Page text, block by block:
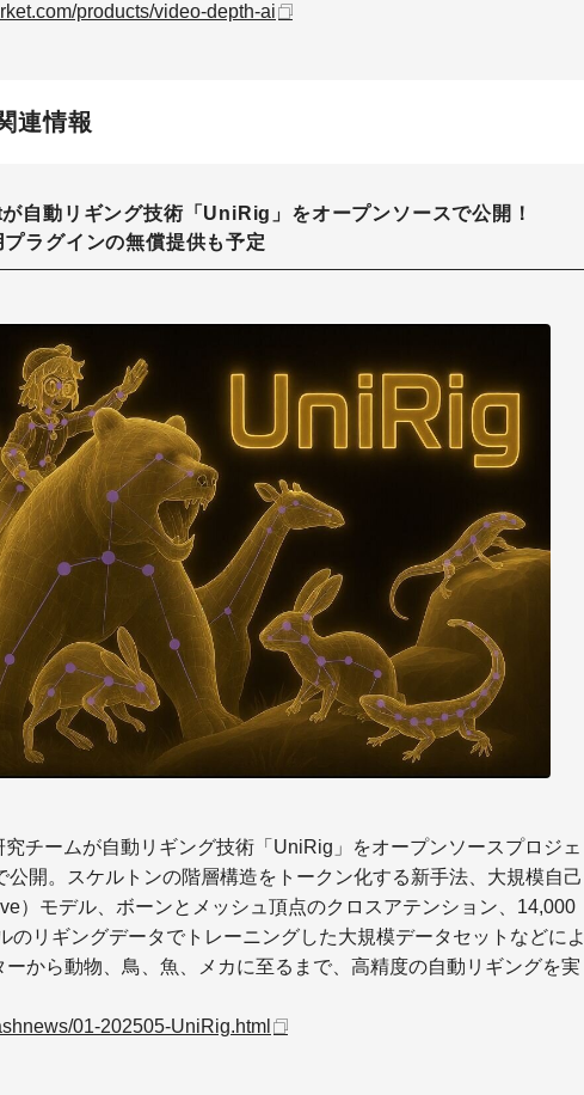
products/video-depth-ai
連情報
自動リギング技術「UniRig」をオープンソースで公開！
ラグインの無償提供も予定
チームが自動リギング技術「UniRig」をオープンソースプロジェ
公開。スケルトンの階層構造をトークン化する新手法、大規模自己
）モデル、ボーンとメッシュ頂点のクロスアテンション、14,000
のリギングデータでトレーニングした大規模データセットなどによ
ーから動物、鳥、魚、メカに至るまで、高精度の自動リギングを実
01-202505-UniRig.html